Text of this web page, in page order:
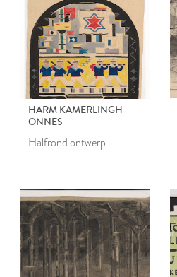
HARM KAMERLINGH
ONNES
Halfrond ontwerp